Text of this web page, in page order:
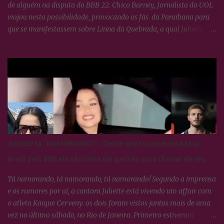
de alguém na disputa do BBB 22. Chico Barney, Jornalista do UOL
viajou nesta possibilidade, provocando os fãs da Paraibana para
que se manifestassem sobre Linna da Quebrada, a qual Juliette
agora.
Juliette tá "NAMORANDO" - Desde que foi apresentada ao
Brasil pelo BBB ela não tinha um gatinho para chamar de seu
Tá namorando, tá namorando, tá namorando! Segundo a imprensa
e os rumores por aí, a cantora Juliette está vivendo um affair com
o atleta Kaique Cerveny. os dois foram vistos juntos mais de uma
vez no último sábado, no Rio de Janeiro. Primeiro estiveram